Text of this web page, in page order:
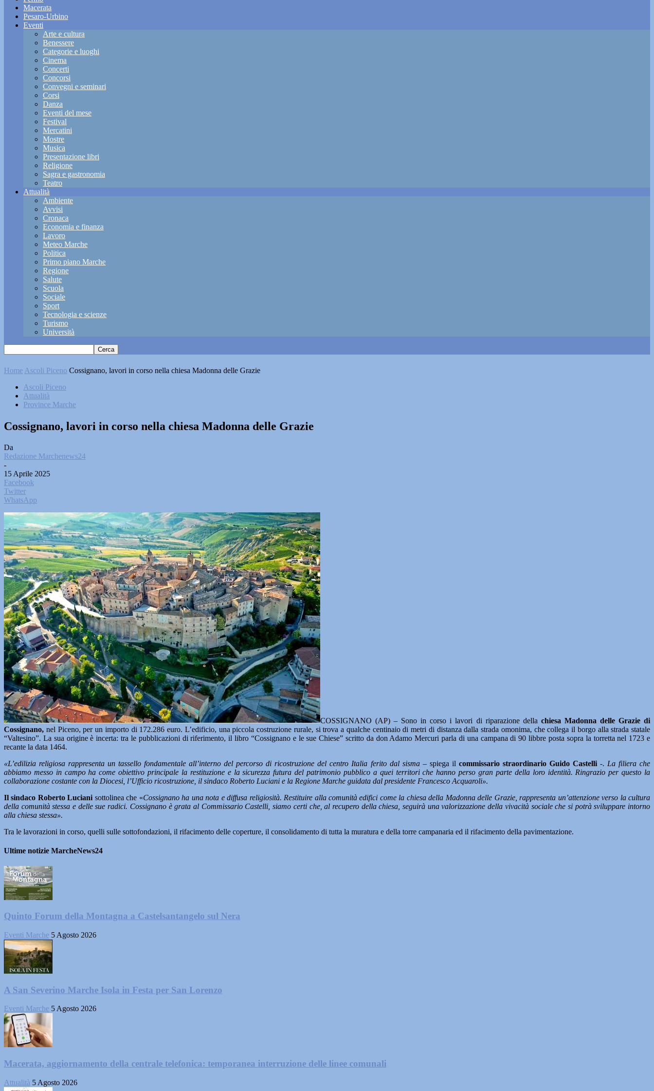
Macerata
Pesaro-Urbino
Eventi
Arte e cultura
Benessere
Categorie e luoghi
Cinema
Concerti
Concorsi
Convegni e seminari
Corsi
Danza
Eventi del mese
Festival
Mercatini
Mostre
Musica
Presentazione libri
Religione
Sagra e gastronomia
Teatro
Attualità
Ambiente
Avvisi
Cronaca
Economia e finanza
Lavoro
Meteo Marche
Politica
Primo piano Marche
Regione
Salute
Scuola
Sociale
Sport
Tecnologia e scienze
Turismo
Università
Home Ascoli Piceno Cossignano, lavori in corso nella chiesa Madonna delle Grazie
Ascoli Piceno
Attualità
Province Marche
Cossignano, lavori in corso nella chiesa Madonna delle Grazie
Da
Redazione Marchenews24
-
15 Aprile 2025
Facebook
Twitter
WhatsApp
COSSIGNANO (AP) – Sono in corso i lavori di riparazione della chiesa Madonna delle Grazie di
Cossignano, nel Piceno, per un importo di 172.286 euro. L’edificio, una piccola costruzione rurale, si trova a qualche centinaio di metri di distanza dalla strada omonima, che collega il borgo alla strada statale
“Valtesino”. La sua origine è incerta: tra le pubblicazioni di riferimento, il libro “Cossignano e le sue Chiese” scritto da don Adamo Mercuri parla di una campana di 90 libbre posta sopra la torretta nel 1723 e
recante la data 1464.
«L’edilizia religiosa rappresenta un tassello fondamentale all’interno del percorso di ricostruzione del centro Italia ferito dal sisma– spiega il commissario straordinario Guido Castelli-. La filiera che
abbiamo messo in campo ha come obiettivo principale la restituzione e la sicurezza futura del patrimonio pubblico a quei territori che hanno perso gran parte della loro identità. Ringrazio per questo la
collaborazione costante con la Diocesi, l’Ufficio ricostruzione, il sindaco Roberto Luciani e la Regione Marche guidata dal presidente Francesco Acquaroli».
Il sindaco Roberto Luciani sottolinea che «Cossignano ha una nota e diffusa religiosità. Restituire alla comunità edifici come la chiesa della Madonna delle Grazie, rappresenta un’attenzione verso la cultura
della comunità stessa e delle sue radici. Cossignano è grata al Commissario Castelli, siamo certi che, al recupero della chiesa, seguirà una valorizzazione della vivacità sociale che si potrà sviluppare intorno
alla chiesa stessa».
Tra le lavorazioni in corso, quelli sulle sottofondazioni, il rifacimento delle coperture, il consolidamento di tutta la muratura e della torre campanaria ed il rifacimento della pavimentazione.
Ultime notizie MarcheNews24
Quinto Forum della Montagna a Castelsantangelo sul Nera
Eventi Marche 5 Agosto 2026
A San Severino Marche Isola in Festa per San Lorenzo
Eventi Marche 5 Agosto 2026
Macerata, aggiornamento della centrale telefonica: temporanea interruzione delle linee comunali
Attualità 5 Agosto 2026